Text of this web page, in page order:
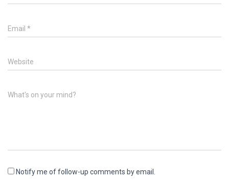
Email *
Website
What's on your mind?
Notify me of follow-up comments by email.